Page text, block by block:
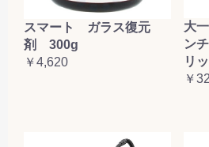
スマート ガラス復元
剤 300g
￥4,620
大
ン
リ
￥